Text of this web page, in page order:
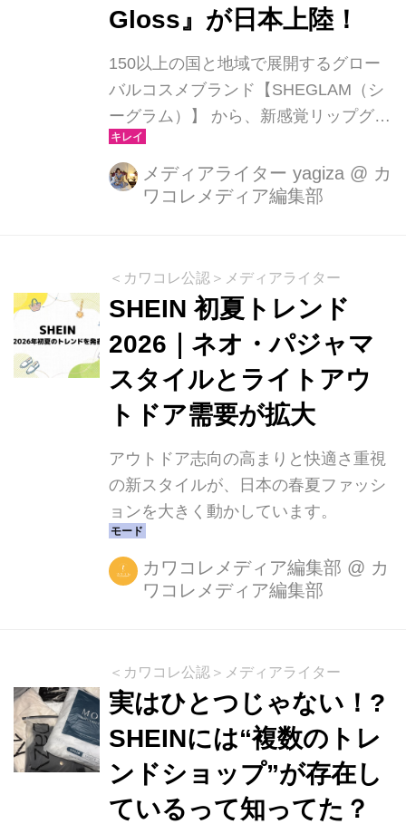
Gloss』が日本上陸！
150以上の国と地域で展開するグロー
バルコスメブランド【SHEGLAM（シ
ーグラム）】 から、新感覚リップグロ
ス 『Glass Lock Air Gloss』 がついに
日本本格上陸。2026年4月24日（金）
より、全国のバラエティショップ（一
色移りしにくい”と話題沸騰。検証動画
がバズり、海外では“次世代グロス”と
呼ばれるほど注目を集めているアイテ
ムが、ついに日本の店頭でも手に取れ
るように。
メディアライター yagiza @ カ
ワコレメディア編集部
＜カワコレ公認＞メディアライター
SHEIN 初夏トレンド
2026｜ネオ・パジャマ
スタイルとライトアウ
トドア需要が拡大
アウトドア志向の高まりと快適さ重視
の新スタイルが、日本の春夏ファッシ
ョンを大きく動かしています。
カワコレメディア編集部 @ カ
ワコレメディア編集部
＜カワコレ公認＞メディアライター
実はひとつじゃない！?
SHEINには“複数のトレ
ンドショップ”が存在し
ているって知ってた？